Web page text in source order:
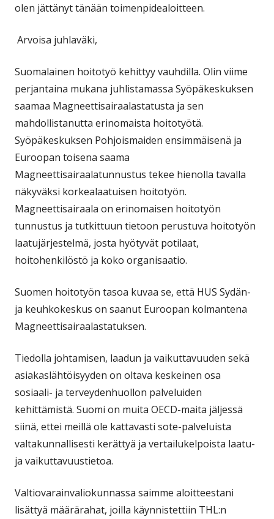
olen jättänyt tänään toimenpidealoitteen.
Arvoisa juhlaväki,
Suomalainen hoitotyö kehittyy vauhdilla. Olin viime
perjantaina mukana juhlistamassa Syöpäkeskuksen
saamaa Magneettisairaalastatusta ja sen
mahdollistanutta erinomaista hoitotyötä.
Syöpäkeskuksen Pohjoismaiden ensimmäisenä ja
Euroopan toisena saama
Magneettisairaalatunnustus tekee hienolla tavalla
näkyväksi korkealaatuisen hoitotyön.
Magneettisairaala on erinomaisen hoitotyön
tunnustus ja tutkittuun tietoon perustuva hoitotyön
laatujärjestelmä, josta hyötyvät potilaat,
hoitohenkilöstö ja koko organisaatio.
Suomen hoitotyön tasoa kuvaa se, että HUS Sydän-
ja keuhkokeskus on saanut Euroopan kolmantena
Magneettisairaalastatuksen.
Tiedolla johtamisen, laadun ja vaikuttavuuden sekä
asiakaslähtöisyyden on oltava keskeinen osa
sosiaali- ja terveydenhuollon palveluiden
kehittämistä. Suomi on muita OECD-maita jäljessä
siinä, ettei meillä ole kattavasti sote-palveluista
valtakunnallisesti kerättyä ja vertailukelpoista laatu-
ja vaikuttavuustietoa.
Valtiovarainvaliokunnassa saimme aloitteestani
lisättyä määrärahat, joilla käynnistettiin THL:n